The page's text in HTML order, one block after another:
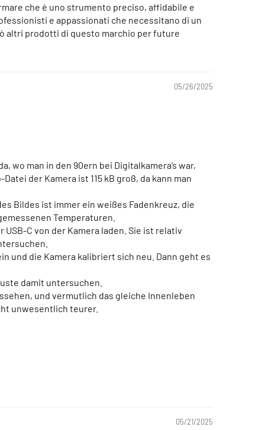
che è uno strumento preciso, affidabile e
e appassionati che necessitano di un
altri prodotti di questo marchio per future
05/26/2025
wo man in den 90ern bei Digitalkamera’s war,
der Kamera ist 115 kB groß, da kann man
Bildes ist immer ein weißes Fadenkreuz, die
Temperaturen.
C von der Kamera laden. Sie ist relativ
und die Kamera kalibriert sich neu. Dann geht es
damit untersuchen.
und vermutlich das gleiche Innenleben
unwesentlich teurer.
05/21/2025